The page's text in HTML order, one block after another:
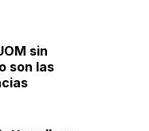
sin
son las